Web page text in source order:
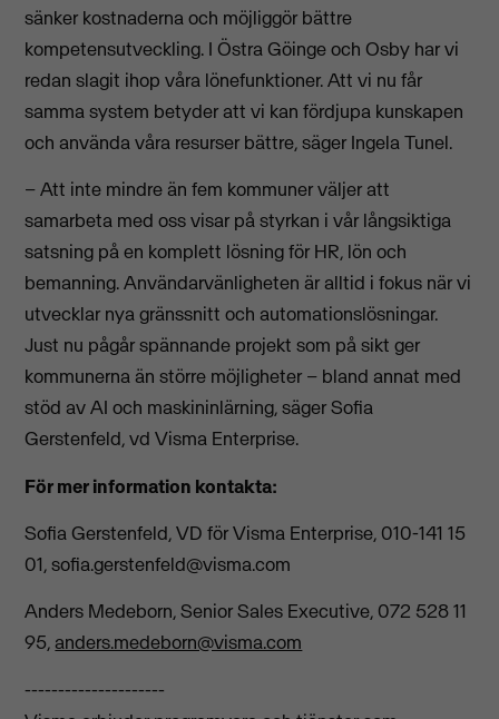
sänker kostnaderna och möjliggör bättre
kompetensutveckling. I Östra Göinge och Osby har vi
redan slagit ihop våra lönefunktioner. Att vi nu får
samma system betyder att vi kan fördjupa kunskapen
och använda våra resurser bättre, säger Ingela Tunel.
– Att inte mindre än fem kommuner väljer att
samarbeta med oss visar på styrkan i vår långsiktiga
satsning på en komplett lösning för HR, lön och
bemanning. Användarvänligheten är alltid i fokus när vi
utvecklar nya gränssnitt och automationslösningar.
Just nu pågår spännande projekt som på sikt ger
kommunerna än större möjligheter – bland annat med
stöd av AI och maskininlärning, säger Sofia
Gerstenfeld, vd Visma Enterprise.
För mer information kontakta:
Sofia Gerstenfeld, VD för Visma Enterprise, 010-141 15
01,sofia.gerstenfeld@visma.com
Anders Medeborn, Senior Sales Executive, 072 528 11
95,anders.medeborn@visma.com
---------------------